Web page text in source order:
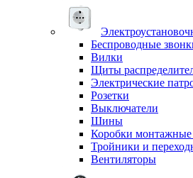
Беспроводные
Вилки
Щиты
Электрические
Розетки
Выключатели
Шины
Коробки монтажные
Тройники и
Вентиляторы